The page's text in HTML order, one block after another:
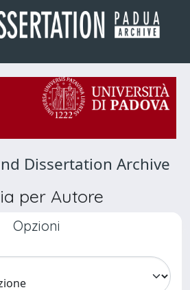
Dissertation Archive
per Autore
Opzioni